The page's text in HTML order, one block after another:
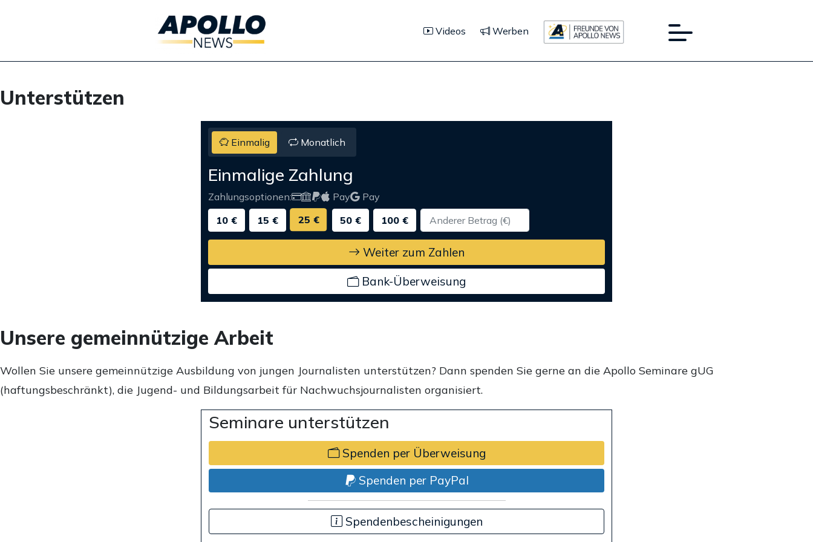
Videos Werben
Unterstützen
Einmalig Monatlich
Einmalige Zahlung
Zahlungsoptionen: Pay
Pay
10 €
15 € 25 € 50 € 100 €
Weiter zum Zahlen
Bank-Überweisung
Unsere gemeinnützige Arbeit
Wollen Sie unsere gemeinnützige Ausbildung von jungen Journalisten unterstützen? Dann spenden Sie gerne an die Apollo Seminare gUG
(haftungsbeschränkt), die Jugend- und Bildungsarbeit für Nachwuchsjournalisten organisiert.
Seminare unterstützen
Spenden per Überweisung
Spenden per PayPal
Spendenbescheinigungen